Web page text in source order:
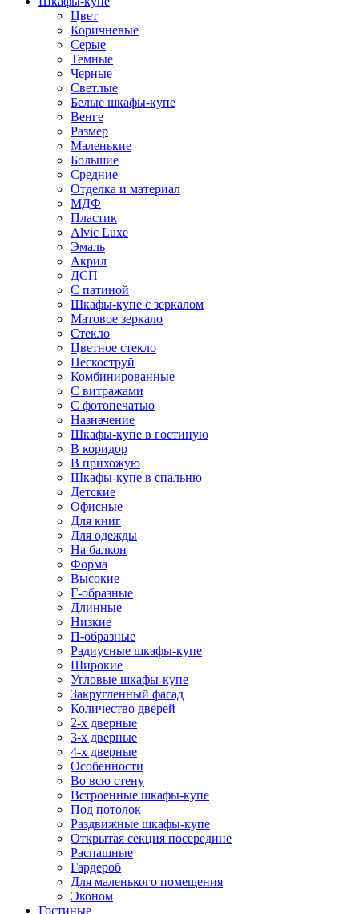
Цвет
Коричневые
Серые
Темные
Черные
Светлые
Белые шкафы-купе
Венге
Размер
Маленькие
Большие
Средние
Отделка и материал
МДФ
Пластик
Alvic Luxe
Эмаль
Акрил
ДСП
С патиной
Шкафы-купе с зеркалом
Матовое зеркало
Стекло
Цветное стекло
Пескоструй
Комбинированные
С витражами
С фотопечатью
Назначение
Шкафы-купе в гостиную
В коридор
В прихожую
Шкафы-купе в спальню
Детские
Офисные
Для книг
Для одежды
На балкон
Форма
Высокие
Г-образные
Длинные
Низкие
П-образные
Радиусные шкафы-купе
Широкие
Угловые шкафы-купе
Закругленный фасад
Количество дверей
2-х дверные
3-х дверные
4-х дверные
Особенности
Во всю стену
Встроенные шкафы-купе
Под потолок
Раздвижные шкафы-купе
Открытая секция посередине
Распашные
Гардероб
Для маленького помещения
Эконом
Гостиные